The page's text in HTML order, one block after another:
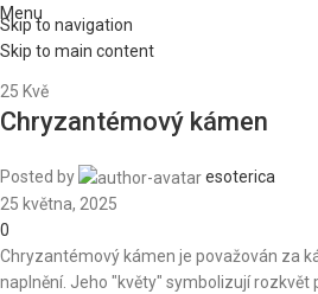
Skip to navigation
Skip to main content
Menu
25 Kvě
Chryzantémový kámen
Posted by
esoterica
25 května, 2025
0
Chryzantémový kámen je považován za
naplnění. Jeho "květy" symbolizují rozkvět